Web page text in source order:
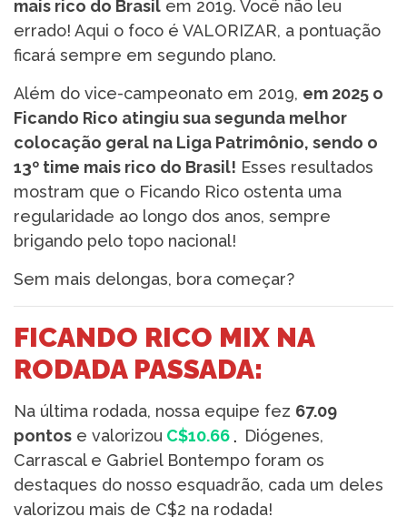
mais rico do Brasil em 2019. Você não leu
errado! Aqui o foco é VALORIZAR, a pontuação
ficará sempre em segundo plano.
Além do vice-campeonato em 2019, em 2025 o
Ficando Rico atingiu sua segunda melhor
colocação geral na Liga Patrimônio, sendo o
13º time mais rico do Brasil! Esses resultados
mostram que o Ficando Rico ostenta uma
regularidade ao longo dos anos, sempre
brigando pelo topo nacional!
Sem mais delongas, bora começar?
FICANDO RICO MIX NA
RODADA PASSADA:
Na última rodada, nossa equipe fez 67.09
pontos e valorizou C$10.66 . Diógenes,
Carrascal e Gabriel Bontempo foram os
destaques do nosso esquadrão, cada um deles
valorizou mais de C$2 na rodada!